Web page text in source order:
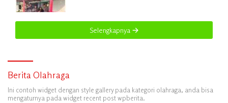
Selengkapnya
Berita Olahraga
Ini contoh widget dengan style gallery pada kategori olahraga, anda bisa
mengaturnya pada widget recent post wpberita.